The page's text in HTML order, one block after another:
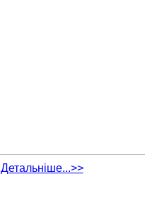
Детальніше...>>